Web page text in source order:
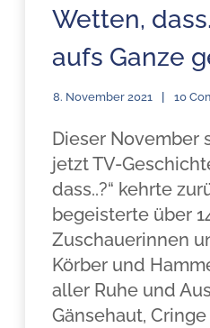
Wetten,
aufs Ganze
8. November 2021 10
Dieser November
jetzt TV-
dass..?“ kehrte
begeisterte über
Zuschauerinnen
Körber und
aller Ruhe und
Gänsehaut,